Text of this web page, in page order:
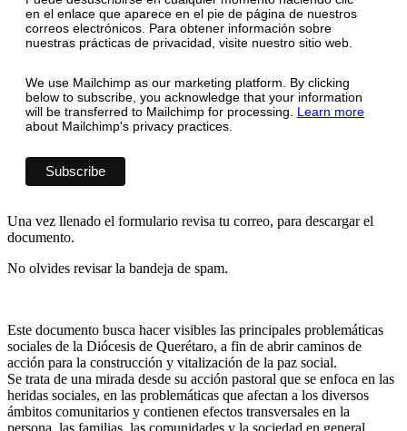
en el enlace que aparece en el pie de página de nuestros
correos electrónicos. Para obtener información sobre
nuestras prácticas de privacidad, visite nuestro sitio web.
We use Mailchimp as our marketing platform. By clicking
below to subscribe, you acknowledge that your information
will be transferred to Mailchimp for processing. Learn more
about Mailchimp's privacy practices.
Una vez llenado el formulario revisa tu correo, para descargar el
documento.
No olvides revisar la bandeja de spam.
Este documento busca hacer visibles las principales problemáticas
sociales de la Diócesis de Querétaro, a fin de abrir caminos de
acción para la construcción y vitalización de la paz social.
Se trata de una mirada desde su acción pastoral que se enfoca en las
heridas sociales, en las problemáticas que afectan a los diversos
ámbitos comunitarios y contienen efectos transversales en la
persona, las familias, las comunidades y la sociedad en general.